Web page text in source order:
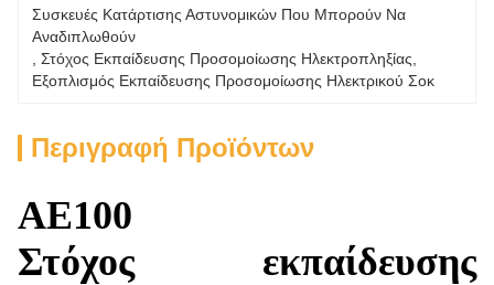
Συσκευές Κατάρτισης Αστυνομικών Που Μπορούν Να
Αναδιπλωθούν
Στόχος Εκπαίδευσης Προσομοίωσης Ηλεκτροπληξίας
Εξοπλισμός Εκπαίδευσης Προσομοίωσης Ηλεκτρικού Σοκ
Περιγραφή Προϊόντων
ΑΕ100
Στόχος εκπαίδευσης